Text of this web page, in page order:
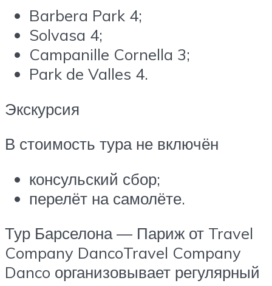
Barbera Park 4;
Solvasa 4;
Campanille Cornella 3;
Park de Valles 4.
Экскурсия
В стоимость тура не включён
консульский сбор;
перелёт на самолёте.
Тур Барселона — Париж от Travel
Company DancoTravel Company
Danco организовывает регулярный